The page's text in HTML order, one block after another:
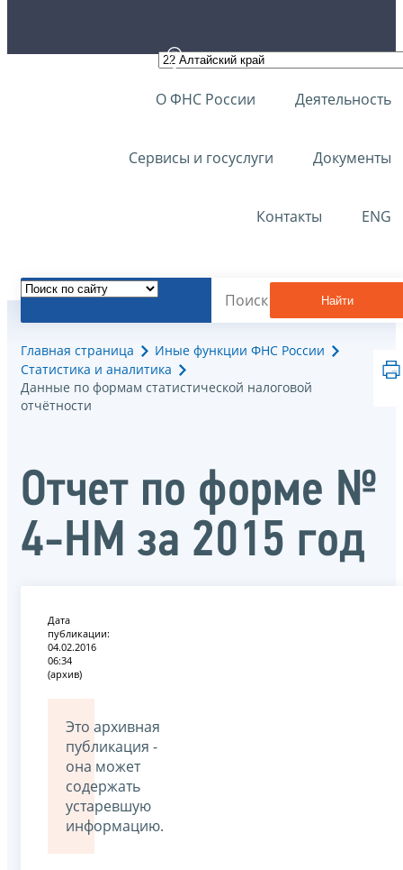
О ФНС России Деятельность
Сервисы и госуслуги Документы
Контакты ENG
Найти
Главная страница
Иные функции ФНС России
Статистика и аналитика
Данные по формам статистической налоговой
отчётности
Отчет по форме №
4-НМ за 2015 год
Дата
публикации:
04.02.2016
06:34
(архив)
Это архивная
публикация -
она может
содержать
устаревшую
информацию.